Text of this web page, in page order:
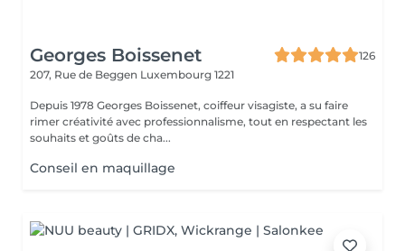
Georges Boissenet
126
207, Rue de Beggen Luxembourg 1221
Depuis 1978 Georges Boissenet, coiffeur visagiste, a su faire
rimer créativité avec professionnalisme, tout en respectant les
souhaits et goûts de cha...
Conseil en maquillage